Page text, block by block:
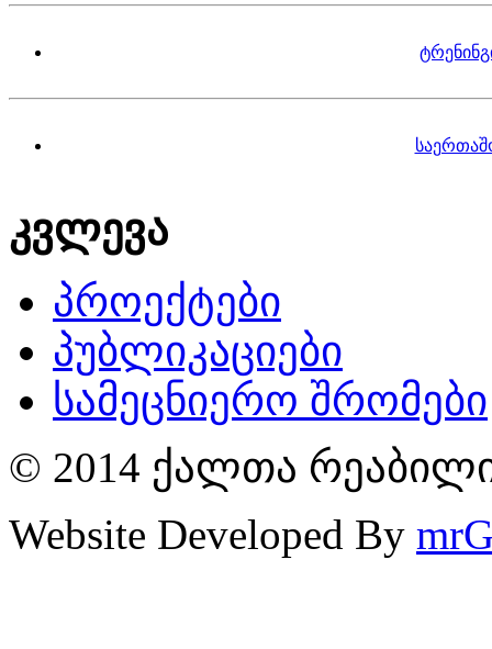
კვლევა
პროექტები
პუბლიკაციები
სამეცნიერო შრომები
© 2014 ქალთა
Website Developed By